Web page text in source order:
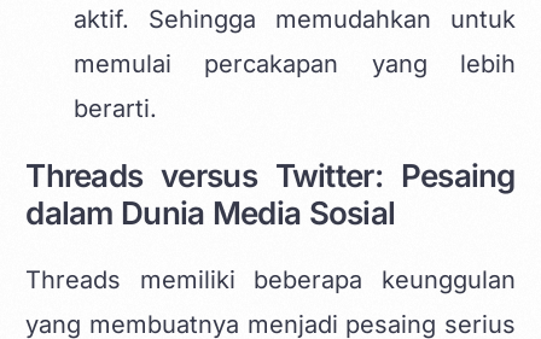
aktif. Sehingga memudahkan untuk
memulai percakapan yang lebih
berarti.
Threads versus Twitter: Pesaing
dalam Dunia Media Sosial
Threads memiliki beberapa keunggulan
yang membuatnya menjadi pesaing serius